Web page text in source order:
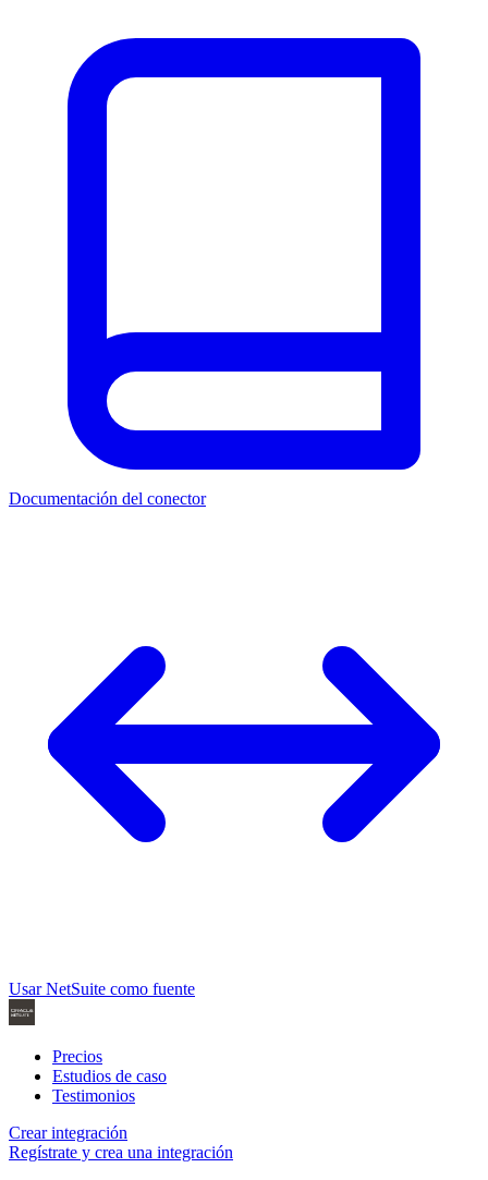
Documentación del conector
Usar NetSuite como fuente
Precios
Estudios de caso
Testimonios
Crear integración
Regístrate y crea una integración